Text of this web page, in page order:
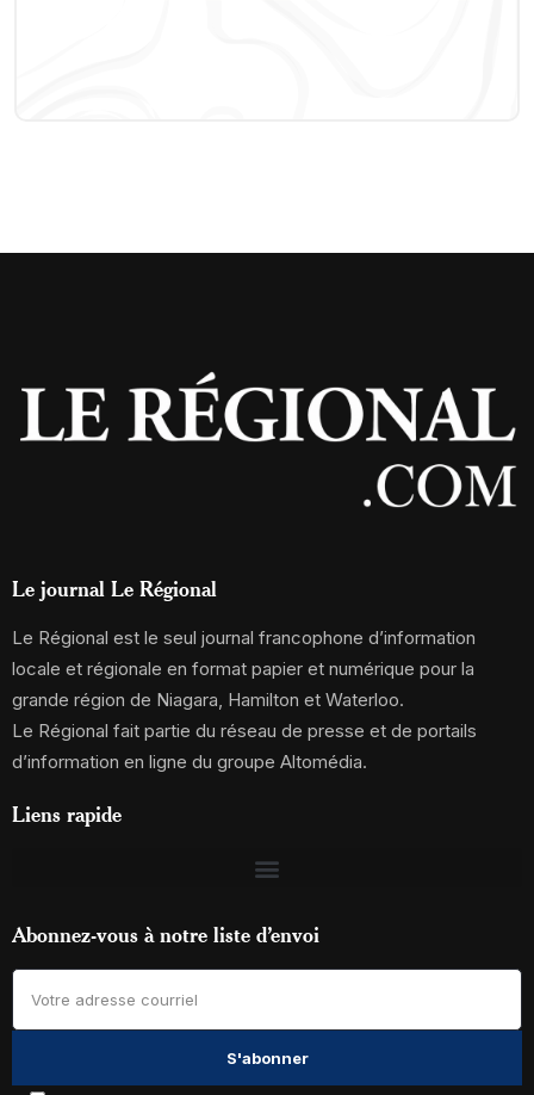
Le journal Le Régional
Le Régional est le seul journal francophone d’information
locale et régionale en format papier et numérique pour la
grande région de Niagara, Hamilton et Waterloo.
Le Régional fait partie du réseau de presse et de portails
d’information en ligne du groupe Altomédia.
Liens rapide
Abonnez-vous à notre liste d’envoi